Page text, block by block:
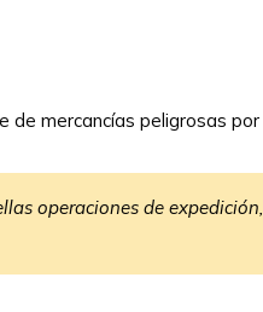
mercancías peligrosas por
operaciones de